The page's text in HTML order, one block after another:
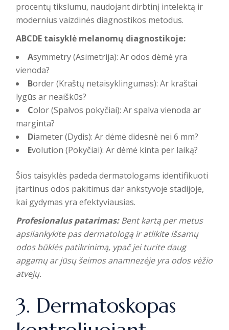
procentų tikslumu, naudojant dirbtinį intelektą ir
modernius vaizdinės diagnostikos metodus.
ABCDE taisyklė melanomų diagnostikoje:
Asymmetry (Asimetrija): Ar odos dėmė yra
vienoda?
Border (Kraštų netaisyklingumas): Ar kraštai
lygūs ar neaiškūs?
Color (Spalvos pokyčiai): Ar spalva vienoda ar
marginta?
Diameter (Dydis): Ar dėmė didesnė nei 6 mm?
Evolution (Pokyčiai): Ar dėmė kinta per laiką?
Šios taisyklės padeda dermatologams identifikuoti
įtartinus odos pakitimus dar ankstyvoje stadijoje,
kai gydymas yra efektyviausias.
Profesionalus patarimas: Bent kartą per metus
apsilankykite pas dermatologą ir atlikite išsamų
odos būklės patikrinimą, ypač jei turite daug
apgamų ar jūsų šeimos anamnezėje yra odos vėžio
atvejų.
3. Dermatoskopas